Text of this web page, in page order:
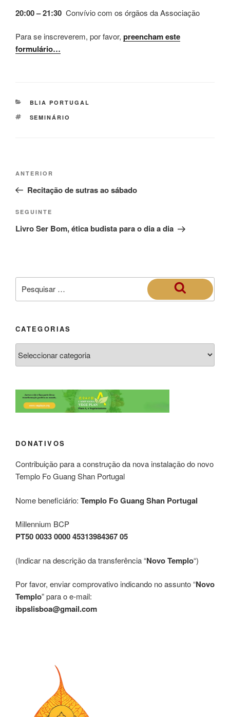
20:00 – 21:30 Convívio com os órgãos da Associação
Para se inscreverem, por favor, preencham este
formulário…
BLIA PORTUGAL
SEMINÁRIO
ANTERIOR
Recitação de sutras ao sábado
SEGUINTE
Livro Ser Bom, ética budista para o dia a dia
CATEGORIAS
DONATIVOS
Contribuição para a construção da nova instalação do novo
Templo Fo Guang Shan Portugal
Nome beneficiário: Templo Fo Guang Shan Portugal
Millennium BCP
PT50 0033 0000 45313984367 05
(Indicar na descrição da transferência “Novo Templo“)
Por favor, enviar comprovativo indicando no assunto “Novo
Templo” para o e-mail:
ibpslisboa@gmail.com